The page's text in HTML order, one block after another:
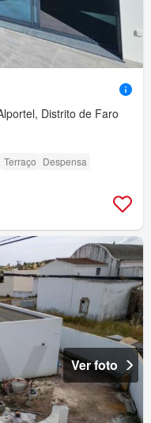
Distrito de Faro
Terraço Despensa
Ver foto